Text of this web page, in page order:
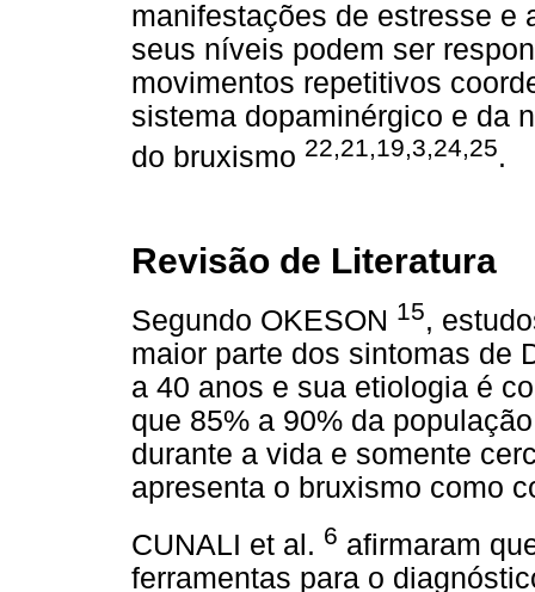
manifestações de estresse e
seus níveis podem ser
movimentos repetitivos
sistema dopaminérgico e da
do bruxismo 22,21,19,3,24,25.
Revisão de Literatura
Segundo OKESON 15,
maior parte dos sintomas de
a 40 anos e sua etiologia é
que 85% a 90% da
durante a vida e somente
apresenta o bruxismo como
CUNALI et al. 6 afirmaram
ferramentas para o